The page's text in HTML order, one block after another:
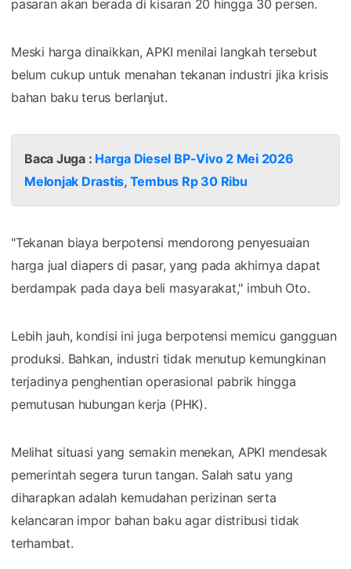
pasaran akan berada di kisaran 20 hingga 30 persen.
Meski harga dinaikkan, APKI menilai langkah tersebut
belum cukup untuk menahan tekanan industri jika krisis
bahan baku terus berlanjut.
Baca Juga : Harga Diesel BP-Vivo 2 Mei 2026
Melonjak Drastis, Tembus Rp 30 Ribu
"Tekanan biaya berpotensi mendorong penyesuaian
harga jual diapers di pasar, yang pada akhirnya dapat
berdampak pada daya beli masyarakat," imbuh Oto.
Lebih jauh, kondisi ini juga berpotensi memicu gangguan
produksi. Bahkan, industri tidak menutup kemungkinan
terjadinya penghentian operasional pabrik hingga
pemutusan hubungan kerja (PHK).
Melihat situasi yang semakin menekan, APKI mendesak
pemerintah segera turun tangan. Salah satu yang
diharapkan adalah kemudahan perizinan serta
kelancaran impor bahan baku agar distribusi tidak
terhambat.